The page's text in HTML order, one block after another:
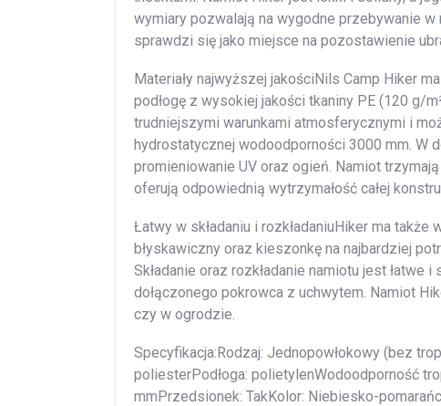
wymiary pozwalają na wygodne przebywanie
sprawdzi się jako miejsce na pozostawienie
Materiały najwyższej jakościNils Camp Hiker
podłogę z wysokiej jakości tkaniny PE (120 g/
trudniejszymi warunkami atmosferycznymi i
hydrostatycznej wodoodporności 3000 mm. W
promieniowanie UV oraz ogień. Namiot
oferują odpowiednią wytrzymałość całej
Łatwy w składaniu i rozkładaniuHiker ma
błyskawiczny oraz kieszonkę na najbardziej
Składanie oraz rozkładanie namiotu jest łatwe
dołączonego pokrowca z uchwytem. Namiot
czy w ogrodzie.
Specyfikacja:Rodzaj: Jednopowłokowy (bez
poliesterPodłoga: polietylenWodoodporność
mmPrzedsionek: TakKolor: Niebiesko-